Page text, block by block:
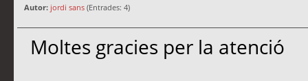
Autor: jordi sans (Entrades: 4)
Moltes gracies per la atenció